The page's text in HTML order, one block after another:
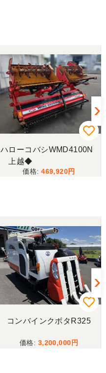
ハローコバシWMD4100N
上越◆
469,920
コンバインクボタR325
3,200,000